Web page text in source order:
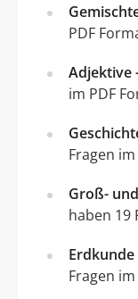
PDF
Adjektive
im PDF
Fragen
Groß-
haben 19
Fragen